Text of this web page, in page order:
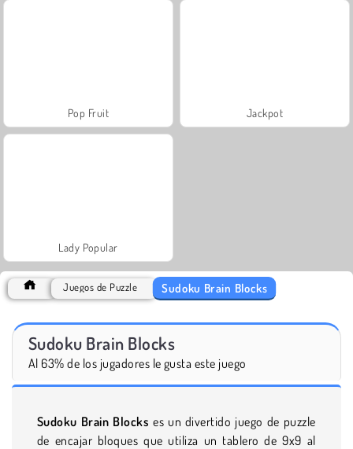
Pop Fruit Jackpot
Lady Popular
Juegos de Puzzle Sudoku Brain Blocks
Sudoku Brain Blocks
Al 63% de los jugadores le gusta este juego
Sudoku Brain Blocks es un divertido juego de puzzle
de encajar bloques que utiliza un tablero de 9x9 al